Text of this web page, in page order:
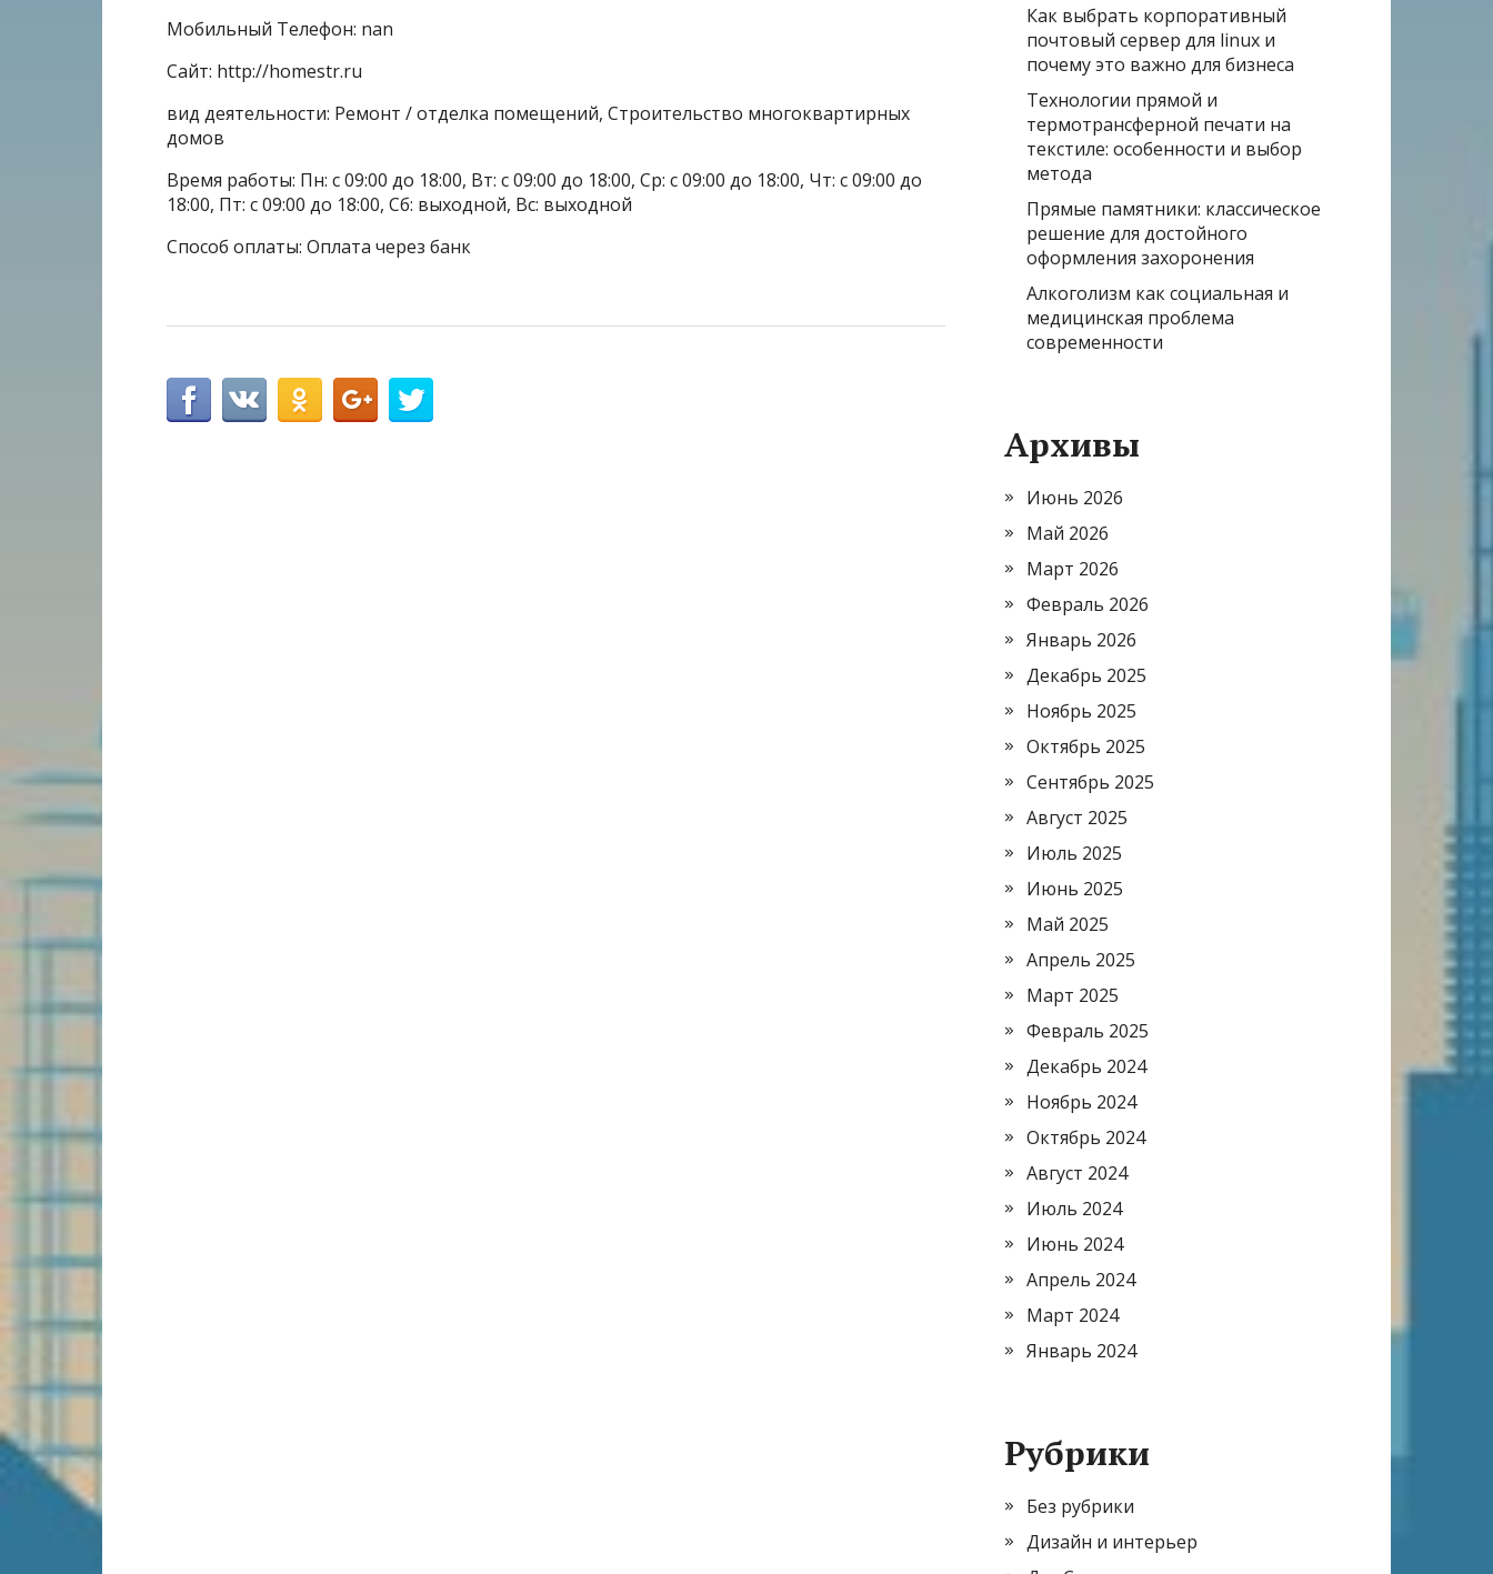
Мобильный Телефон: nan
Сайт: http://homestr.ru
вид деятельности: Ремонт / отделка помещений, Строительство многоквартирных
домов
Время работы: Пн: с 09:00 до 18:00, Вт: с 09:00 до 18:00, Ср: с 09:00 до 18:00, Чт: с 09:00 до
18:00, Пт: с 09:00 до 18:00, Сб: выходной, Вс: выходной
Способ оплаты: Оплата через банк
Как выбрать корпоративный
почтовый сервер для linux и
почему это важно для бизнеса
Технологии прямой и
термотрансферной печати на
текстиле: особенности и выбор
метода
Прямые памятники: классическое
решение для достойного
оформления захоронения
Алкоголизм как социальная и
медицинская проблема
современности
Архивы
Июнь 2026
Май 2026
Март 2026
Февраль 2026
Январь 2026
Декабрь 2025
Ноябрь 2025
Октябрь 2025
Сентябрь 2025
Август 2025
Июль 2025
Июнь 2025
Май 2025
Апрель 2025
Март 2025
Февраль 2025
Декабрь 2024
Ноябрь 2024
Октябрь 2024
Август 2024
Июль 2024
Июнь 2024
Апрель 2024
Март 2024
Январь 2024
Рубрики
Без рубрики
Дизайн и интерьер